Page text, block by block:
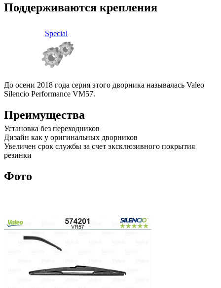
Поддерживаются крепления
Special
До осени 2018 года серия этого дворника называлась Valeo
Silencio Performance VM57.
Преимущества
Установка без переходников
Дизайн как у оригинальных дворников
Увеличен срок службы за счет эксклюзивного покрытия
резинки
Фото